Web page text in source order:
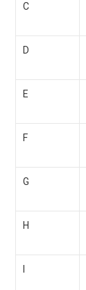
C
D
E
F
G
H